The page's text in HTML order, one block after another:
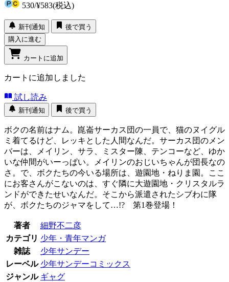
530/¥583(税込)
新刊通知
後で買う
購入に進む
カートに追加
カートに追加しました
試し読み
新刊通知 後で買う
ボクの名前はナム。崑崙サーカス団の一員で、猫のヌイグル
ミ着てるけど、レッキとした人間なんだ。サーカス団のメン
バーは、メイリン、サラ、ミスター陳、テンコーなど、ゆか
いな仲間がいーっぱい。メイリンのおじいちゃんが団長なの
さ。で、ボクたちの今いる場所は、遊園地・ねりま園。ここ
にお客さんがこないのは、すぐ隣に大遊園地・クリスタルラ
ンドができたせいなんだ。そこから派遣されたシブわに隊
が、ボクたちのジャマをして…!? 第1巻登場！
著者
細野不二彦
カテゴリ 少年・青年マンガ
雑誌
少年サンデー
レーベル 少年サンデーコミックス
ジャンル ギャグ